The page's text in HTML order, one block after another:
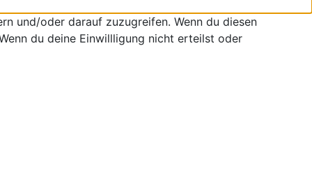
und/oder darauf zuzugreifen. Wenn du diesen
du deine Einwillligung nicht erteilst oder